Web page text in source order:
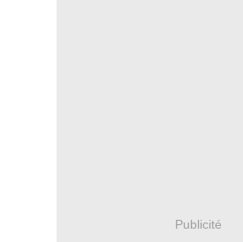
Publicité